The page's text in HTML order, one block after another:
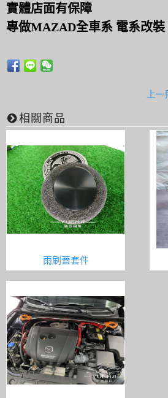
實體店面有保障
專做MAZAD全車系 電系改裝
上一
相關商品
雨刷蓋套件